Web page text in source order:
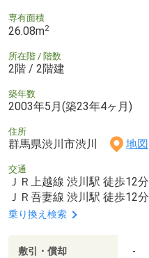
専有面積
26.08m2
所在階 / 階数
2階 / 2階建
築年数
2003年5月(築23年4ヶ月)
住所
群馬県渋川市渋川 地図
交通
ＪＲ上越線 渋川駅 徒歩12分
ＪＲ吾妻線 渋川駅 徒歩12分
乗り換え検索
敷引・償却 -